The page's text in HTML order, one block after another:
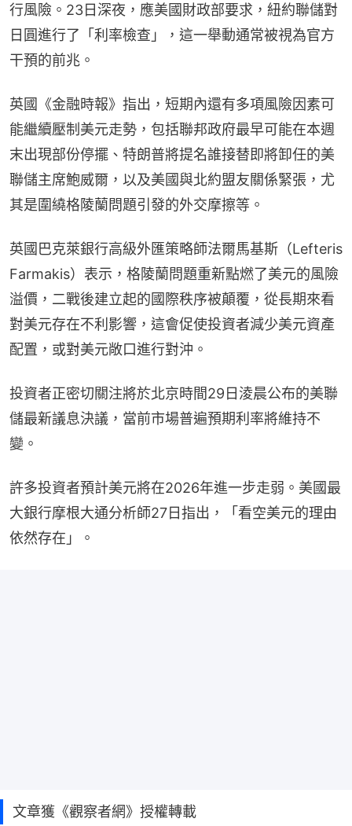
行風險。23日深夜，應美國財政部要求，紐約聯儲對
日圓進行了「利率檢查」，這一舉動通常被視為官方
干預的前兆。
英國《金融時報》指出，短期內還有多項風險因素可
能繼續壓制美元走勢，包括聯邦政府最早可能在本週
末出現部份停擺、特朗普將提名誰接替即將卸任的美
聯儲主席鮑威爾，以及美國與北約盟友關係緊張，尤
其是圍繞格陵蘭問題引發的外交摩擦等。
英國巴克萊銀行高級外匯策略師法爾馬基斯（Lefteris
Farmakis）表示，格陵蘭問題重新點燃了美元的風險
溢價，二戰後建立起的國際秩序被顛覆，從長期來看
對美元存在不利影響，這會促使投資者減少美元資產
配置，或對美元敞口進行對沖。
投資者正密切關注將於北京時間29日淩晨公布的美聯
儲最新議息決議，當前市場普遍預期利率將維持不
變。
許多投資者預計美元將在2026年進一步走弱。美國最
大銀行摩根大通分析師27日指出，「看空美元的理由
依然存在」。
文章獲《觀察者網》授權轉載